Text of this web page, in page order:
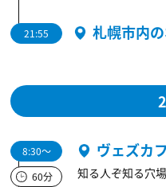
21:55 札幌市内
8:30～
60分
ヴェズカ
知る人ぞ知る穴